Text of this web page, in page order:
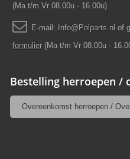
(Ma t/m Vr 08.00u - 16.00u)
E-mail: Info@Polparts nl of
formulier (Ma t/m Vr 08.00u -
Bestelling herroepen /
Overeenkomst herroepen /